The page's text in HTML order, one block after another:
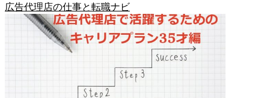
広告代理店の仕事と転職ナビ